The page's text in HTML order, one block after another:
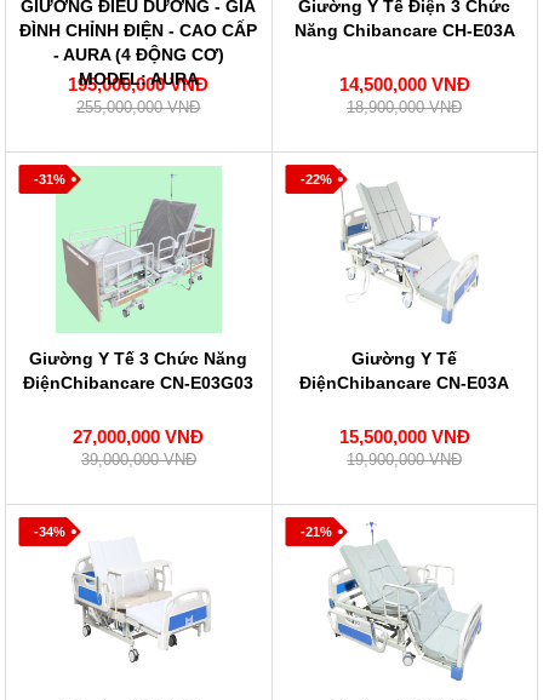
GIƯỜNG ĐIỀU DƯỠNG - GIA
ĐÌNH CHỈNH ĐIỆN - CAO CẤP
- AURA (4 ĐỘNG CƠ)
MODEL: AURA
195,000,000 VNĐ
255,000,000 VNĐ
Giường Y Tế Điện 3 Chức
Năng Chibancare CH-E03A
14,500,000 VNĐ
18,900,000 VNĐ
-31%
Giường Y Tế 3 Chức Năng
ĐiệnChibancare CN-E03G03
27,000,000 VNĐ
39,000,000 VNĐ
-22%
Giường Y Tế
ĐiệnChibancare CN-E03A
15,500,000 VNĐ
19,900,000 VNĐ
-34% -21%